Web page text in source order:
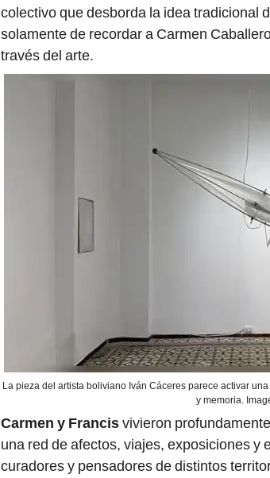
colectivo que desborda la idea tradicional
solamente de recordar a Carmen
través del arte.
La pieza del artista boliviano Iván Cáceres parece activar
y memoria.
Carmen y Francisvivieron
una red de afectos, viajes, exposiciones y
curadores y pensadores de distintos